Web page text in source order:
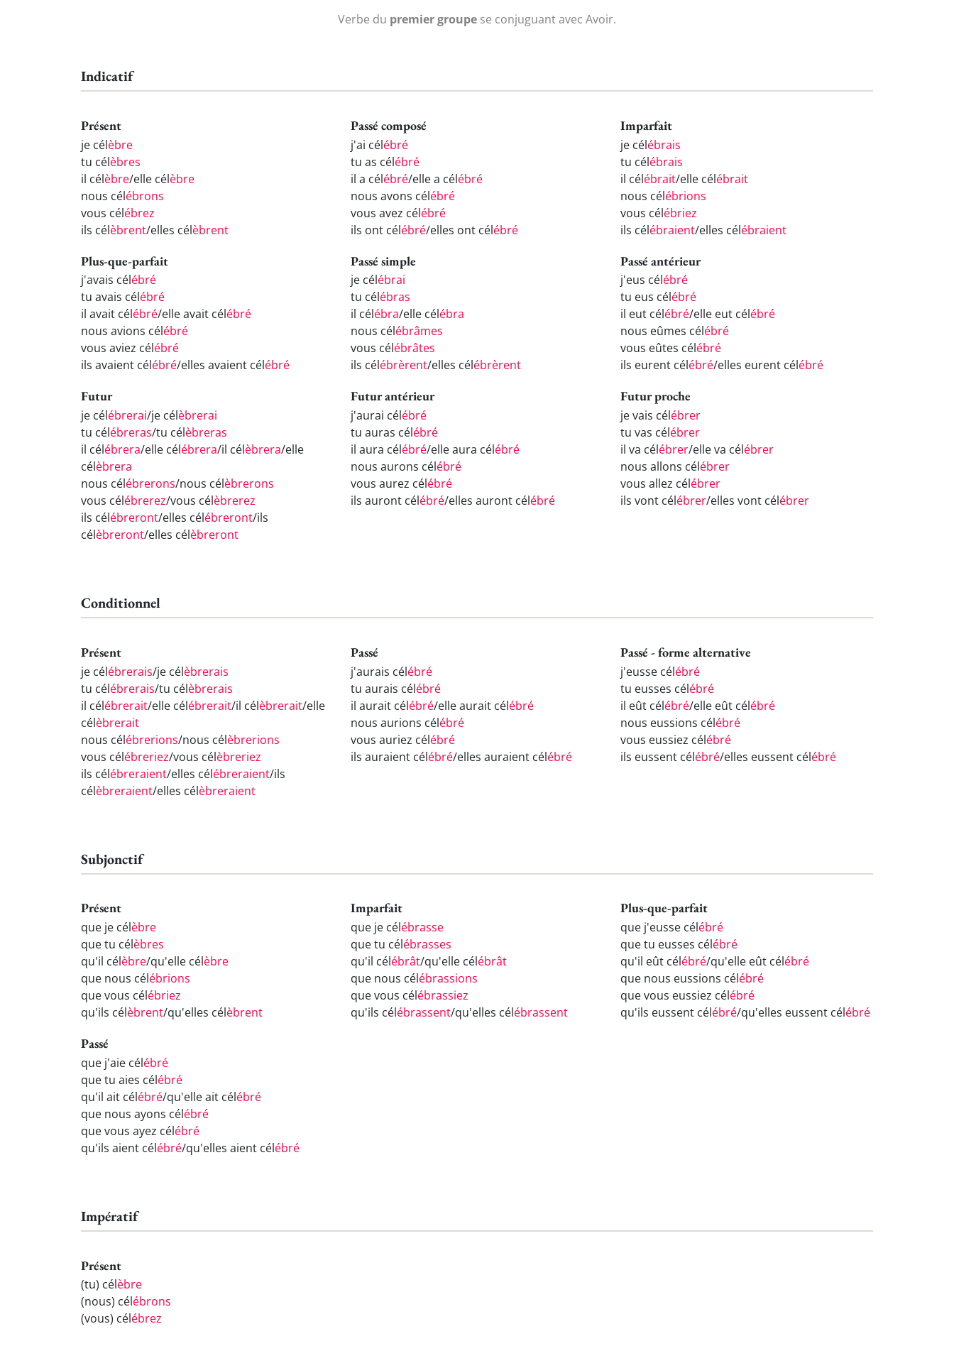
Verbe du premier groupe se conjuguant avec Avoir.
Indicatif
Présent
je célèbre
tu célèbres
il célèbre/elle célèbre
nous célébrons
vous célébrez
ils célèbrent/elles célèbrent
Passé composé
j'ai célébré
tu as célébré
il a célébré/elle a célébré
nous avons célébré
vous avez célébré
ils ont célébré/elles ont célébré
Imparfait
je célébrais
tu célébrais
il célébrait/elle célébrait
nous célébrions
vous célébriez
ils célébraient/elles célébraient
Plus-que-parfait
j'avais célébré
tu avais célébré
il avait célébré/elle avait célébré
nous avions célébré
vous aviez célébré
ils avaient célébré/elles avaient célébré
Passé simple
je célébrai
tu célébras
il célébra/elle célébra
nous célébrâmes
vous célébrâtes
ils célébrèrent/elles célébrèrent
Passé antérieur
j'eus célébré
tu eus célébré
il eut célébré/elle eut célébré
nous eûmes célébré
vous eûtes célébré
ils eurent célébré/elles eurent célébré
Futur
je célébrerai/je célèbrerai
tu célébreras/tu célèbreras
il célébrera/elle célébrera/il célèbrera/elle
célèbrera
nous célébrerons/nous célèbrerons
vous célébrerez/vous célèbrerez
ils célébreront/elles célébreront/ils
célèbreront/elles célèbreront
Futur antérieur
j'aurai célébré
tu auras célébré
il aura célébré/elle aura célébré
nous aurons célébré
vous aurez célébré
ils auront célébré/elles auront célébré
Futur proche
je vais célébrer
tu vas célébrer
il va célébrer/elle va célébrer
nous allons célébrer
vous allez célébrer
ils vont célébrer/elles vont célébrer
Conditionnel
Présent
je célébrerais/je célèbrerais
tu célébrerais/tu célèbrerais
il célébrerait/elle célébrerait/il célèbrerait/elle
célèbrerait
nous célébrerions/nous célèbrerions
vous célébreriez/vous célèbreriez
ils célébreraient/elles célébreraient/ils
célèbreraient/elles célèbreraient
Passé
j'aurais célébré
tu aurais célébré
il aurait célébré/elle aurait célébré
nous aurions célébré
vous auriez célébré
ils auraient célébré/elles auraient célébré
Passé - forme alternative
j'eusse célébré
tu eusses célébré
il eût célébré/elle eût célébré
nous eussions célébré
vous eussiez célébré
ils eussent célébré/elles eussent célébré
Subjonctif
Présent
que je célèbre
que tu célèbres
qu'il célèbre/qu'elle célèbre
que nous célébrions
que vous célébriez
qu'ils célèbrent/qu'elles célèbrent
Imparfait
que je célébrasse
que tu célébrasses
qu'il célébrât/qu'elle célébrât
que nous célébrassions
que vous célébrassiez
qu'ils célébrassent/qu'elles célébrassent
Plus-que-parfait
que j'eusse célébré
que tu eusses célébré
qu'il eût célébré/qu'elle eût célébré
que nous eussions célébré
que vous eussiez célébré
qu'ils eussent célébré/qu'elles eussent célébré
Passé
que j'aie célébré
que tu aies célébré
qu'il ait célébré/qu'elle ait célébré
que nous ayons célébré
que vous ayez célébré
qu'ils aient célébré/qu'elles aient célébré
Impératif
Présent
(tu) célèbre
(nous) célébrons
(vous) célébrez